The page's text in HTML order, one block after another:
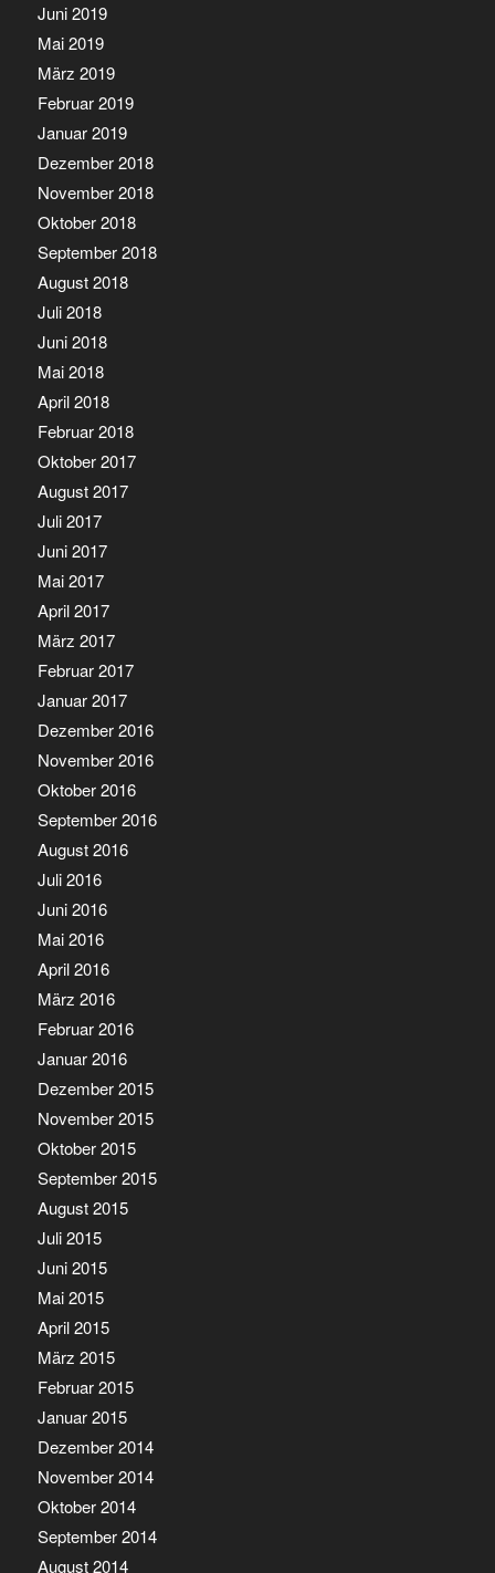
Juni 2019
Mai 2019
März 2019
Februar 2019
Januar 2019
Dezember 2018
November 2018
Oktober 2018
September 2018
August 2018
Juli 2018
Juni 2018
Mai 2018
April 2018
Februar 2018
Oktober 2017
August 2017
Juli 2017
Juni 2017
Mai 2017
April 2017
März 2017
Februar 2017
Januar 2017
Dezember 2016
November 2016
Oktober 2016
September 2016
August 2016
Juli 2016
Juni 2016
Mai 2016
April 2016
März 2016
Februar 2016
Januar 2016
Dezember 2015
November 2015
Oktober 2015
September 2015
August 2015
Juli 2015
Juni 2015
Mai 2015
April 2015
März 2015
Februar 2015
Januar 2015
Dezember 2014
November 2014
Oktober 2014
September 2014
August 2014